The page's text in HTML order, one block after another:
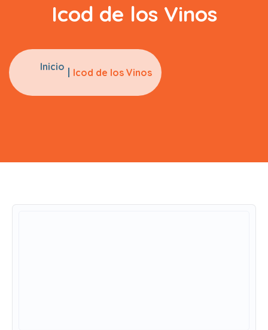
Icod de los Vinos
Inicio Icod de los Vinos